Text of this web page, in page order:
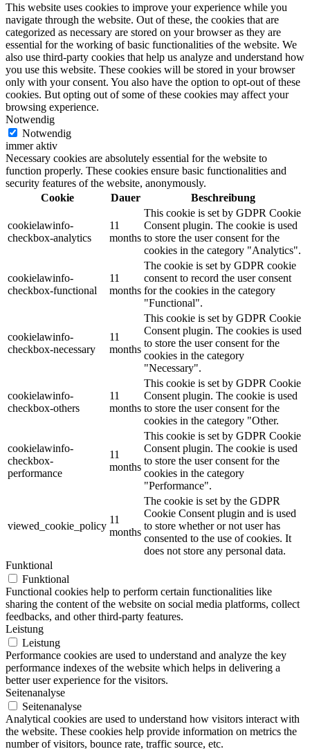
This website uses cookies to improve your experience while you
navigate through the website. Out of these, the cookies that are
categorized as necessary are stored on your browser as they are
essential for the working of basic functionalities of the website. We
also use third-party cookies that help us analyze and understand how
you use this website. These cookies will be stored in your browser
only with your consent. You also have the option to opt-out of these
cookies. But opting out of some of these cookies may affect your
browsing experience.
Notwendig
Notwendig
immer aktiv
Necessary cookies are absolutely essential for the website to
function properly. These cookies ensure basic functionalities and
security features of the website, anonymously.
Cookie
Dauer Beschreibung
cookielawinfo-
checkbox-analytics
11
months
This cookie is set by GDPR Cookie
Consent plugin. The cookie is used
to store the user consent for the
cookies in the category "Analytics".
cookielawinfo-
checkbox-functional
11
months
The cookie is set by GDPR cookie
consent to record the user consent
for the cookies in the category
"Functional".
cookielawinfo-
checkbox-necessary
11
months
This cookie is set by GDPR Cookie
Consent plugin. The cookies is used
to store the user consent for the
cookies in the category
"Necessary".
cookielawinfo-
checkbox-others
11
months
This cookie is set by GDPR Cookie
Consent plugin. The cookie is used
to store the user consent for the
cookies in the category "Other.
cookielawinfo-
checkbox-
performance
11
months
This cookie is set by GDPR Cookie
Consent plugin. The cookie is used
to store the user consent for the
cookies in the category
"Performance".
viewed_cookie_policy
11
months
The cookie is set by the GDPR
Cookie Consent plugin and is used
to store whether or not user has
consented to the use of cookies. It
does not store any personal data.
Funktional
Funktional
Functional cookies help to perform certain functionalities like
sharing the content of the website on social media platforms, collect
feedbacks, and other third-party features.
Leistung
Leistung
Performance cookies are used to understand and analyze the key
performance indexes of the website which helps in delivering a
better user experience for the visitors.
Seitenanalyse
Seitenanalyse
Analytical cookies are used to understand how visitors interact with
the website. These cookies help provide information on metrics the
number of visitors, bounce rate, traffic source, etc.